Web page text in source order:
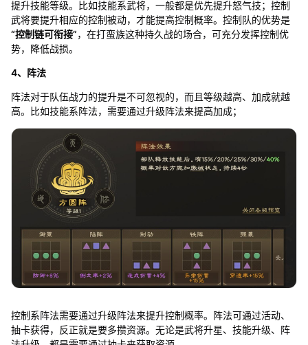
提升技能等级。比如技能系武将，一般都是优先提升怒气技；控制
武将要提升相应的控制被动，才能提高控制概率。控制队的优势是
“控制链可衔接”，在打蛮族这种持久战的场合，可充分发挥控制优
势，降低战损。
4、阵法
阵法对于队伍战力的提升是不可忽视的，而且等级越高、加成就越
高。比如技能系阵法，需要通过升级阵法来提高加成；
控制系阵法需要通过升级阵法来提升控制概率。阵法可通过活动、
抽卡获得，反正就是要多攒资源。无论是武将升星、技能升级、阵